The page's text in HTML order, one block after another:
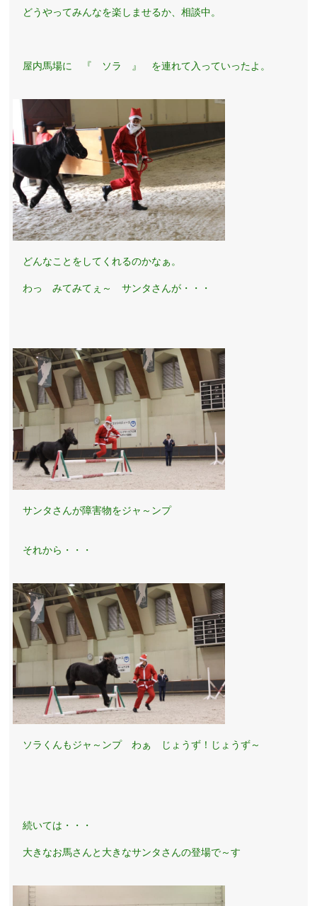
どうやってみんなを楽しませるか、相談中。
屋内馬場に 『 ソラ 』 を連れて入っていったよ。
どんなことをしてくれるのかなぁ。
わっ みてみてぇ～ サンタさんが・・・
サンタさんが障害物をジャ～ンプ
それから・・・
ソラくんもジャ～ンプ わぁ じょうず！じょうず～
続いては・・・
大きなお馬さんと大きなサンタさんの登場で～す